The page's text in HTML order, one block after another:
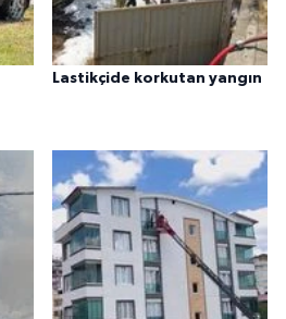
Lastikçide korkutan yangın